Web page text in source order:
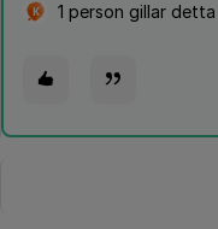
K 1 person gillar detta